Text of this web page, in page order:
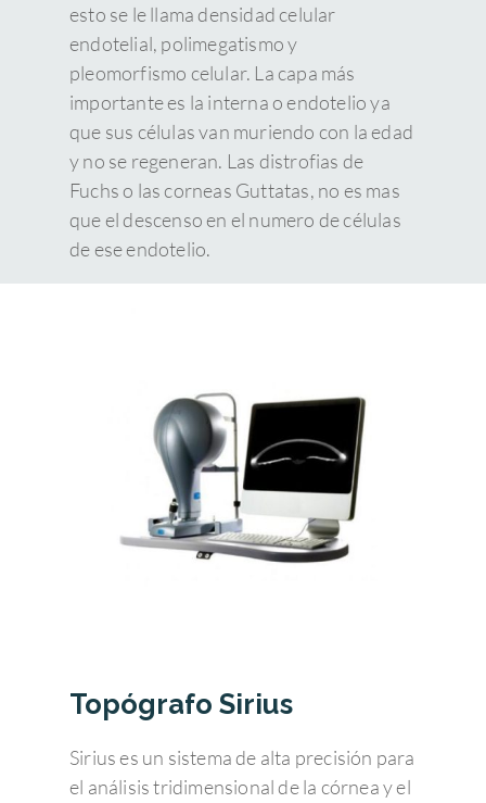
esto se le llama densidad celular
endotelial, polimegatismo y
pleomorfismo celular. La capa más
importante es la interna o endotelio ya
que sus células van muriendo con la edad
y no se regeneran. Las distrofias de
Fuchs o las corneas Guttatas, no es mas
que el descenso en el numero de células
de ese endotelio.
Topógrafo Sirius
Sirius es un sistema de alta precisión para
el análisis tridimensional de la córnea y el